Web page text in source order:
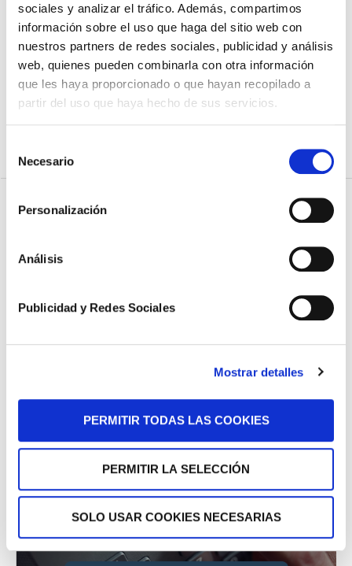
sociales y analizar el tráfico. Además, compartimos
información sobre el uso que haga del sitio web con
nuestros partners de redes sociales, publicidad y análisis
web, quienes pueden combinarla con otra información
que les haya proporcionado o que hayan recopilado a
partir del uso que haya hecho de sus servicios.
consentimiento
Necesario
Personalización
Análisis
Publicidad y Redes Sociales
Mostrar detalles
PERMITIR TODAS LAS COOKIES
PERMITIR LA SELECCIÓN
SOLO USAR COOKIES NECESARIAS
Tribunal Militar Central condena a un Teniente Coronel
por acoso sexual y abuso de autoridad
Un precedente clave en la justicia militar: condena a
un coronel por trato degradante y maltrato de obra